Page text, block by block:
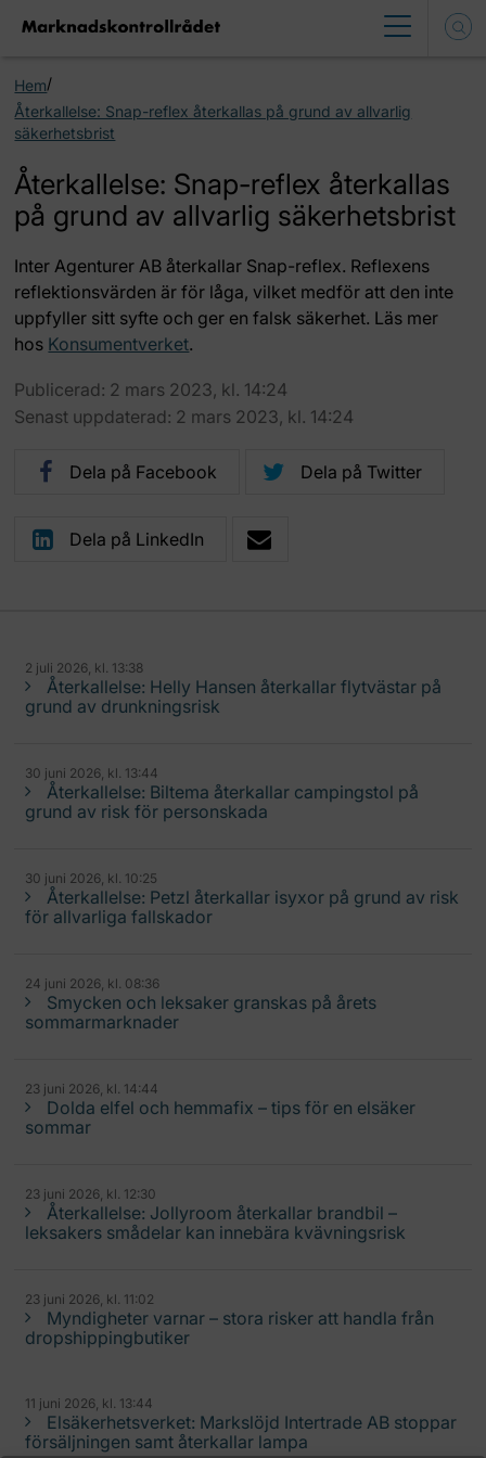
Hem/
Återkallelse: Snap-reflex återkallas på grund av allvarlig
säkerhetsbrist
Återkallelse: Snap-reflex återkallas
på grund av allvarlig säkerhetsbrist
Inter Agenturer AB återkallar Snap-reflex. Reflexens
reflektionsvärden är för låga, vilket medför att den inte
uppfyller sitt syfte och ger en falsk säkerhet. Läs mer
hos Konsumentverket.
Publicerad: 2 mars 2023, kl. 14:24
Senast uppdaterad: 2 mars 2023, kl. 14:24
Dela på Facebook Dela på Twitter
Dela på LinkedIn
2 juli 2026, kl. 13:38
Återkallelse: Helly Hansen återkallar flytvästar på
grund av drunkningsrisk
30 juni 2026, kl. 13:44
Återkallelse: Biltema återkallar campingstol på
grund av risk för personskada
30 juni 2026, kl. 10:25
Återkallelse: Petzl återkallar isyxor på grund av risk
för allvarliga fallskador
24 juni 2026, kl. 08:36
Smycken och leksaker granskas på årets
sommarmarknader
23 juni 2026, kl. 14:44
Dolda elfel och hemmafix – tips för en elsäker
sommar
23 juni 2026, kl. 12:30
Återkallelse: Jollyroom återkallar brandbil –
leksakers smådelar kan innebära kvävningsrisk
23 juni 2026, kl. 11:02
Myndigheter varnar – stora risker att handla från
dropshippingbutiker
11 juni 2026, kl. 13:44
Elsäkerhetsverket: Markslöjd Intertrade AB stoppar
försäljningen samt återkallar lampa